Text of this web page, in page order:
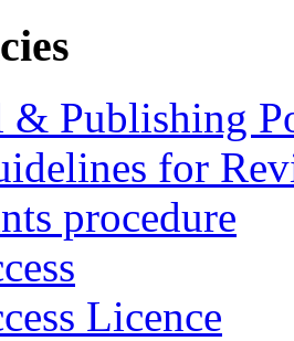
& Publishing
for
procedure
Licence